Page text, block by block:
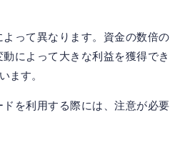
って異なります。資金の数倍の
によって大きな利益を獲得でき
ます。
を利用する際には、注意が必要